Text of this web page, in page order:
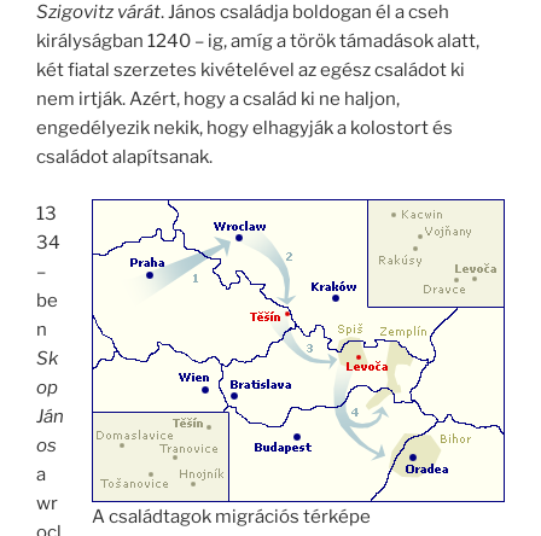
Szigovitz várát. János családja boldogan él a cseh
királyságban 1240 – ig, amíg a török támadások alatt,
két fiatal szerzetes kivételével az egész családot ki
nem irtják. Azért, hogy a család ki ne haljon,
engedélyezik nekik, hogy elhagyják a kolostort és
családot alapítsanak.
A családtagok migrációs térképe
13
34
–
be
n
Sk
op
Ján
os
a
wr